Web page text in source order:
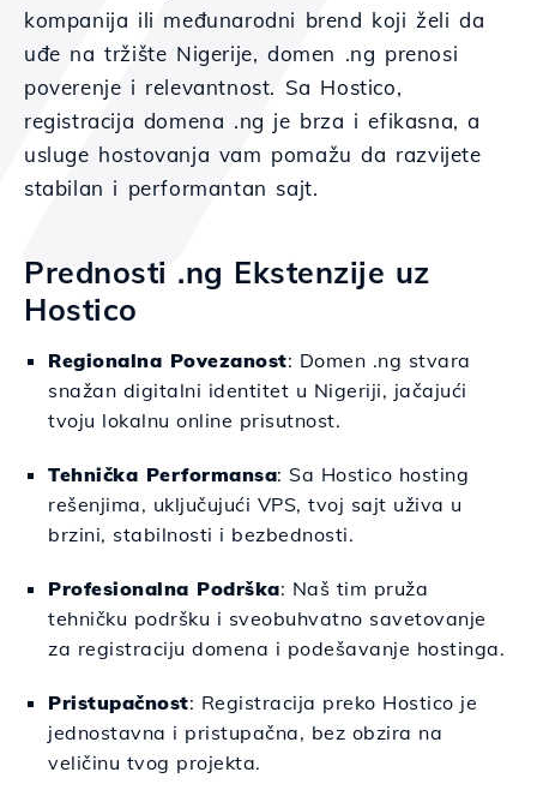
kompanija ili međunarodni brend koji želi da
uđe na tržište Nigerije, domen .ng prenosi
poverenje i relevantnost. Sa Hostico,
registracija domena .ng je brza i efikasna, a
usluge hostovanja vam pomažu da razvijete
stabilan i performantan sajt.
Prednosti .ng Ekstenzije uz
Hostico
Regionalna Povezanost: Domen .ng stvara
snažan digitalni identitet u Nigeriji, jačajući
tvoju lokalnu online prisutnost.
Tehnička Performansa: Sa Hostico hosting
rešenjima, uključujući VPS, tvoj sajt uživa u
brzini, stabilnosti i bezbednosti.
Profesionalna Podrška: Naš tim pruža
tehničku podršku i sveobuhvatno savetovanje
za registraciju domena i podešavanje hostinga.
Pristupačnost: Registracija preko Hostico je
jednostavna i pristupačna, bez obzira na
veličinu tvog projekta.